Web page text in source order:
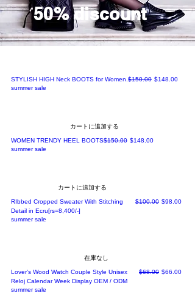
50% discount
STYLISH HIGH Neck BOOTS for Women.通常価格
$150.00 セール価格
$148.00
summer sale
カートに追加する
WOMEN TRENDY HEEL BOOTS通常価格
$150.00 セール価格
$148.00
summer sale
カートに追加する
RIbbed Cropped Sweater With Stitching
Detail in Ecru[rs=8,400/-]
通常価格
$100.00 セール価格
$98.00
summer sale
在庫なし
Lover's Wood Watch Couple Style Unisex
Reloj Calendar Week Display OEM / ODM
通常価格
$68.00 セール価格
$66.00
summer sale